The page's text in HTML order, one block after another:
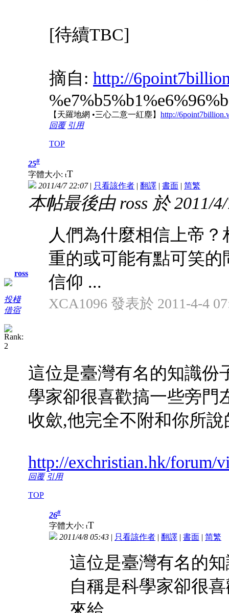
[待續TBC]
摘自: http://
【天羅地網 •三心二意一紅塵】 http://
回覆 引用
TOP
ross
投棧
借宿
25#
字體大小: tT
2011/4/7 22:07| 只看該作者 | 翻譯 | 書面 | 简繁
本帖最後由 ross 於 2011/
人們為什麼相信上帝
重的或可能有點可笑
信仰 ...
XCA1096 發表於 2011-4-4
這位是臺灣有名的知識份
學家卻很喜歡搞一些旁門
收歛,他完全不附和你所說
http://exchristian.hk/forum/
回覆 引用
TOP
26#
字體大小: tT
2011/4/8 05:43 | 只看該作者 | 翻譯 | 書面 | 简繁
這位是臺灣有名的
自稱是科學家卻很